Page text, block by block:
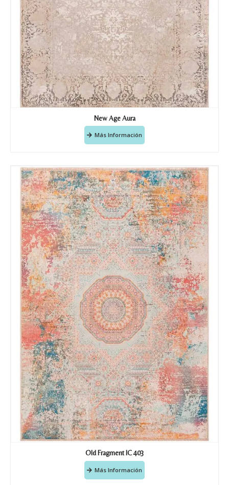
New Age Aura
Más Información
Old Fragment IC 403
Más Información
Recibir mi oferta